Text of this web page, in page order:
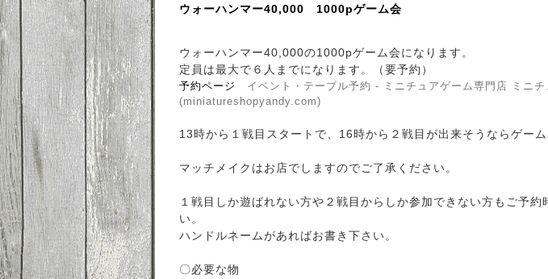
ウォーハンマー40,000 1000pゲーム会
ウォーハンマー40,000の1000pゲーム会になります。
定員は最大で６人までになります。（要予約）
予約ページ イベント・テーブル予約 - ミニチュアゲーム専門店 ミニチ
(miniatureshopyandy.com)
13時から１戦目スタートで、16時から２戦目が出来そうならゲーム
マッチメイクはお店でしますのでご了承ください。
１戦目しか遊ばれない方や２戦目からしか参加できない方もご予約
い。
ハンドルネームがあればお書き下さい。
〇必要な物